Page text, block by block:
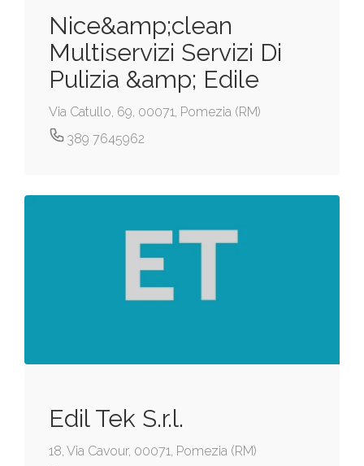
Nice&amp;clean
Multiservizi Servizi Di
Pulizia &amp; Edile
Via Catullo, 69, 00071, Pomezia (RM)
389 7645962
Edil Tek S.r.l.
18, Via Cavour, 00071, Pomezia (RM)